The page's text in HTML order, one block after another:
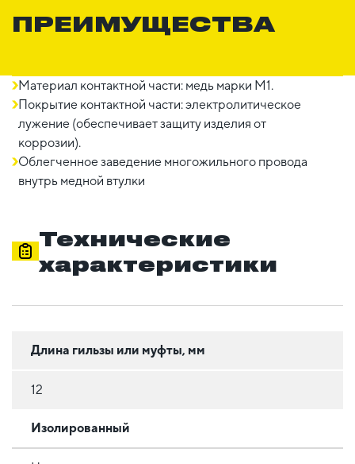
ПРЕИМУЩЕСТВА
Материал контактной части: медь марки М1.
Покрытие контактной части: электролитическое
лужение (обеспечивает защиту изделия от
коррозии).
Облегченное заведение многожильного провода
внутрь медной втулки
Технические
характеристики
Длина гильзы или муфты, мм
12
Изолированный